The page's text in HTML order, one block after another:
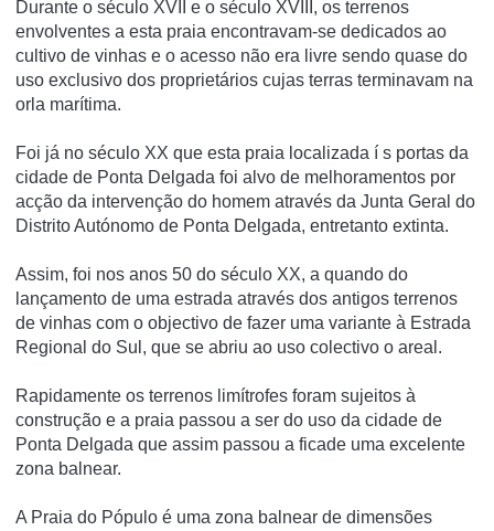
Durante o século XVII e o século XVIII, os terrenos
envolventes a esta praia encontravam-se dedicados ao
cultivo de vinhas e o acesso não era livre sendo quase do
uso exclusivo dos proprietários cujas terras terminavam na
orla marí­tima.
Foi já no século XX que esta praia localizada í s portas da
cidade de Ponta Delgada foi alvo de melhoramentos por
acção da intervenção do homem através da Junta Geral do
Distrito Autónomo de Ponta Delgada, entretanto extinta.
Assim, foi nos anos 50 do século XX, a quando do
lançamento de uma estrada através dos antigos terrenos
de vinhas com o objectivo de fazer uma variante à Estrada
Regional do Sul, que se abriu ao uso colectivo o areal.
Rapidamente os terrenos limí­trofes foram sujeitos à
construção e a praia passou a ser do uso da cidade de
Ponta Delgada que assim passou a ficade uma excelente
zona balnear.
A Praia do Pópulo é uma zona balnear de dimensões